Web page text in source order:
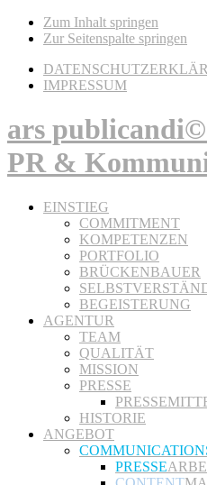
Zum Inhalt springen
Zur Seitenspalte springen
IMPRESSUM
ars
PR &
EINSTIEG
COMMITMENT
KOMPETENZEN
PORTFOLIO
BRÜCKENBAUER
BEGEISTERUNG
AGENTUR
TEAM
QUALITÄT
MISSION
PRESSE
HISTORIE
ANGEBOT
PRESSE